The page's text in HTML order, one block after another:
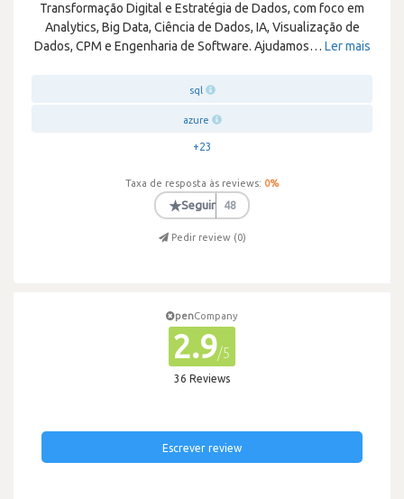
Transformação Digital e Estratégia de Dados, com foco em
Analytics, Big Data, Ciência de Dados, IA, Visualização de
Dados, CPM e Engenharia de Software. Ajudamos… Ler mais
sql
azure
+23
Taxa de resposta às reviews: 0%
★Seguir 48
Pedir review (0)
penCompany
2.9/5
36 Reviews
Escrever review